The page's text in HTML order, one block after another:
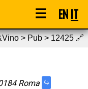
☰ ENIT
> Pub > 12425🔗
Roma ⤷